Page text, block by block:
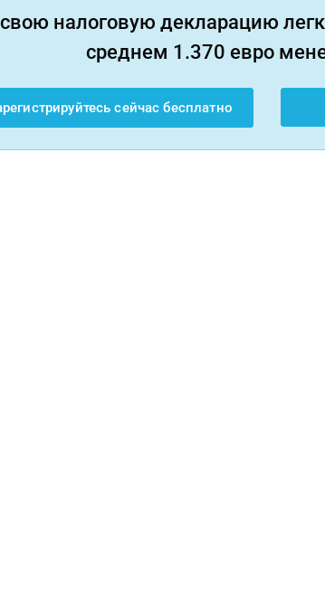
налоговую декларацию
среднем 1.370 евро
сейчас бесплатно